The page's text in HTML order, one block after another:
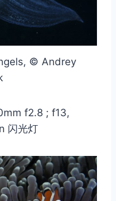
© Andrey
f2.8 ; f13,
闪光灯